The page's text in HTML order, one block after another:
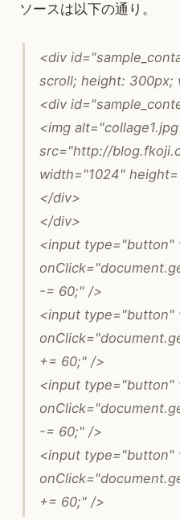
ソースは以下の通り。
<div
scroll; height: 300px;
<div
<img
src="http://
width="1024"
</div>
</div>
<input type="button"
-= 60;" />
<input type="button"
+= 60;" />
<input type="button"
-= 60;" />
<input type="button"
+= 60;" />